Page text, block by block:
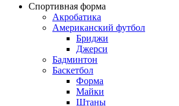
Спортивная форма
Акробатика
Американский футбол
Бриджи
Джерси
Бадминтон
Баскетбол
Форма
Майки
Штаны